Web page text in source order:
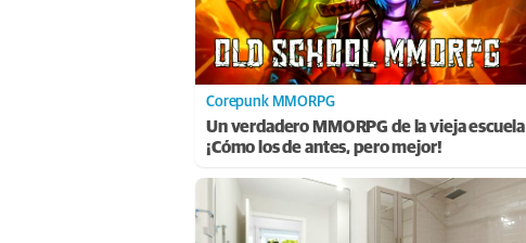
Corepunk MMORPG
Un verdadero MMORPG de la vieja escuela
¡Cómo los de antes, pero mejor!